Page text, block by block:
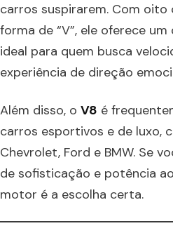
carros suspirarem. Com
forma de “V”, ele oferece
ideal para quem busca
experiência de direção
Além disso, o V8 é
carros esportivos e de luxo,
Chevrolet, Ford e BMW. Se
de sofisticação e potência
motor é a escolha certa.